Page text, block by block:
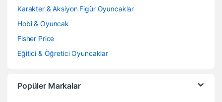
Karakter & Aksiyon Figür Oyuncaklar
Hobi & Oyuncak
Fisher Price
Eğitici & Öğretici Oyuncaklar
Popüler Markalar